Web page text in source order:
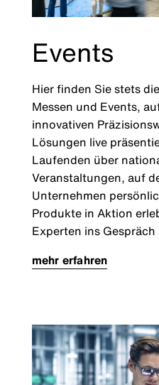
Events
Hier finden Sie stets
Messen und Events,
innovativen
Lösungen live
Laufenden über
Veranstaltungen, auf
Unternehmen
Produkte in Aktion
Experten ins
mehr erfahren